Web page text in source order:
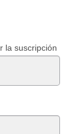
la suscripción